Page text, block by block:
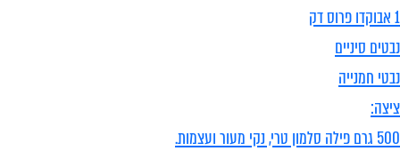
1 אבוקדו פרוס דק
נבטים סיניים
נבטי חמנייה
ציצה:
500 גרם פילה סלמון טרי, נקי מעור ועצמות.